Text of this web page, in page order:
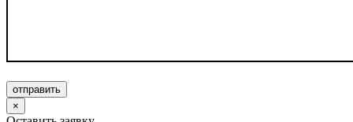
отправить
×